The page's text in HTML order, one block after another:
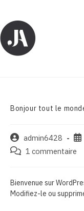
content
Bonjour tout le
Auteur/autrice
de
admin6428
Commentaires
publication :
1 commentaire
Bienvenue sur
Modifiez-le ou